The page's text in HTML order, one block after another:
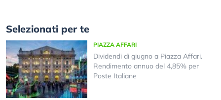
Selezionati per te
PIAZZA AFFARI
Dividendi di giugno a Piazza Affari.
Rendimento annuo del 4,85% per
Poste Italiane